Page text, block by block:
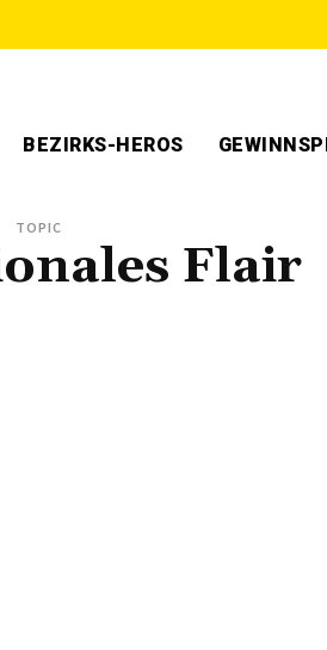
BEZIRKS-HEROS
TOPIC
Flair